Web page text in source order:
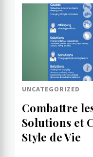
UNCATEGORIZED
Combattre
Solutions et
Style de Vie